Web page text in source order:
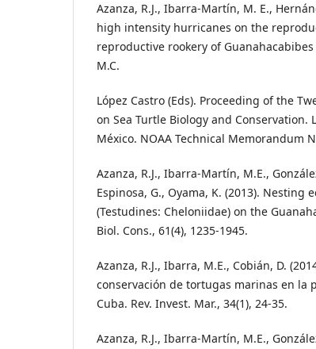
Azanza, R.J., Ibarra-Martín, M. E.,
high intensity hurricanes on the
reproductive rookery of
M.C.
López Castro (Eds). Proceeding of the
on Sea Turtle Biology and Conservation.
México. NOAA Technical Memorandum
Azanza, R.J., Ibarra-Martín, M.E.,
Espinosa, G., Oyama, K. (2013). Nesting
(Testudines: Cheloniidae) on the
Biol. Cons., 61(4), 1235-1945.
Azanza, R.J., Ibarra, M.E., Cobián, D.
conservación de tortugas marinas en la
Cuba. Rev. Invest. Mar., 34(1), 24-35.
Azanza, R.J., Ibarra-Martín, M.E.,